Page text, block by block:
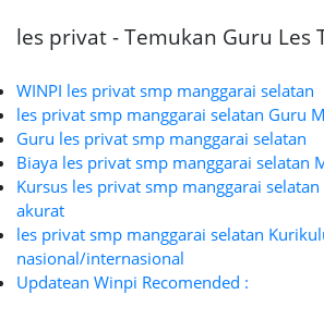
les privat - Temukan Guru Les
WINPI les privat smp manggarai selatan
les privat smp manggarai selatan Guru
Guru les privat smp manggarai selatan
Biaya les privat smp manggarai selatan
Kursus les privat smp manggarai
akurat
les privat smp manggarai selatan
nasional/internasional
Updatean Winpi Recomended :